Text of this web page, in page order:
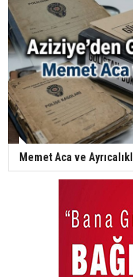
Memet Aca ve